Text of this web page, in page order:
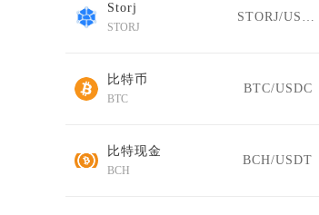
Storj
STORJ
STORJ/USDT
比特币
BTC
BTC/USDC
比特现金
BCH
BCH/USDT